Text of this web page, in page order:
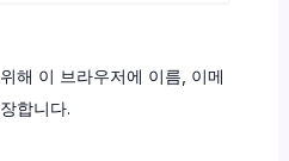
해 이 브라우저에 이름, 이메
합니다.